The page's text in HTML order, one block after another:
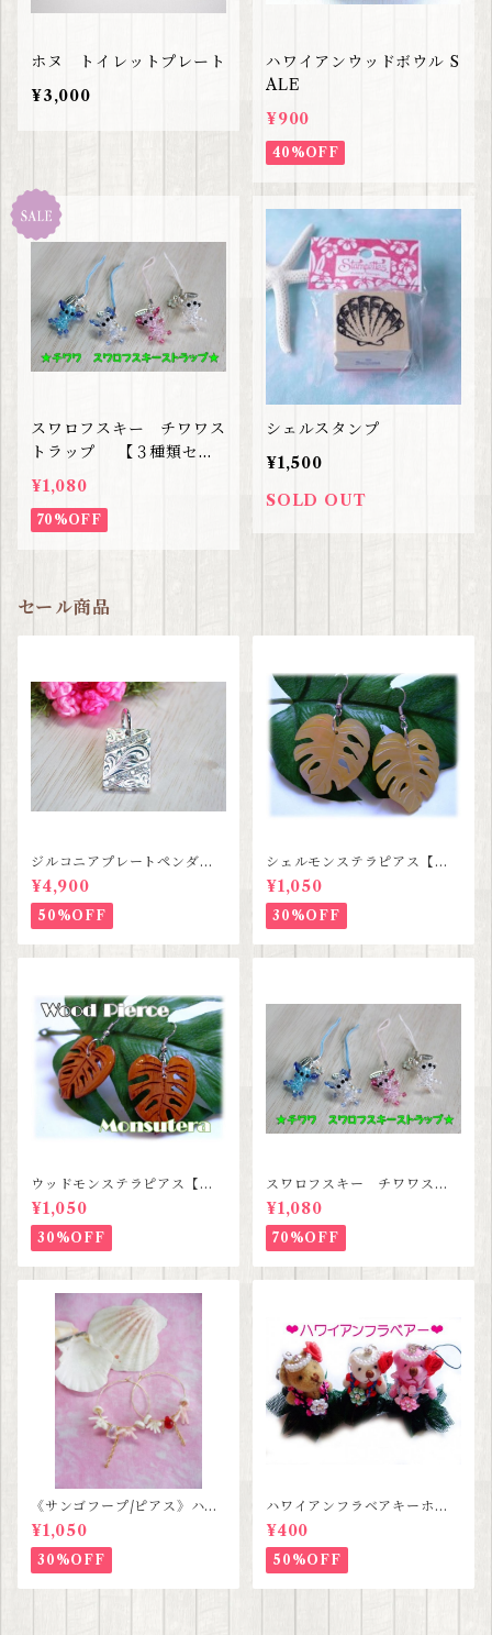
ホヌ トイレットプレート
¥3,000
ハワイアンウッドボウル S
ALE
¥900
40%OFF
スワロフスキー チワワス
トラップ 【３種類セッ
トセール価格】
¥1,080
70%OFF
シェルスタンプ
¥1,500
SOLD OUT
セール商品
ジルコニアプレートペンダン
ト【ハワイアンジュエリー】S
ALE
¥4,900
50%OFF
シェルモンステラピアス【ハ
ワイアンジュエリー】SALE
¥1,050
30%OFF
ウッドモンステラピアス【ハ
ワイアンジュエリー】
¥1,050
30%OFF
スワロフスキー チワワスト
ラップ 【３種類セットセー
ル価格】
¥1,080
70%OFF
《サンゴフープ/ピアス》ハン
ドメイド SALE
¥1,050
30%OFF
ハワイアンフラベアキーホル
ダー SALE
¥400
50%OFF